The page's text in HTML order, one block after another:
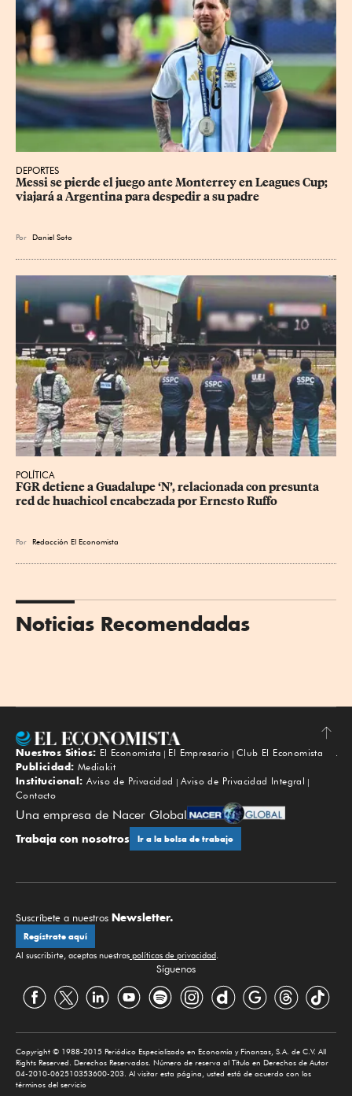
DEPORTES
Messi se pierde el juego ante Monterrey en Leagues Cup;
viajará a Argentina para despedir a su padre
Por Daniel Soto
POLÍTICA
FGR detiene a Guadalupe ‘N’, relacionada con presunta
red de huachicol encabezada por Ernesto Ruffo
Por Redacción El Economista
Noticias Recomendadas
Subir
Nuestros Sitios: El Economista El Empresario
Club El Economista
Publicidad: Mediakit
Institucional: Aviso de Privacidad
Aviso de Privacidad Integral
Contacto
Una empresa de Nacer Global
Trabaja con nosotros Ir a la bolsa de trabajo
Suscríbete a nuestros Newsletter.
Regístrate aquí
Al suscribirte, aceptas nuestras políticas de privacidad.
Síguenos
Copyright © 1988-2015 Periódico Especializado en Economía y Finanzas, S.A. de C.V. All
Rights Reserved. Derechos Reservados. Número de reserva al Título en Derechos de Autor
04-2010-062510353600-203. Al visitar esta página, usted está de acuerdo con los
términos del servicio